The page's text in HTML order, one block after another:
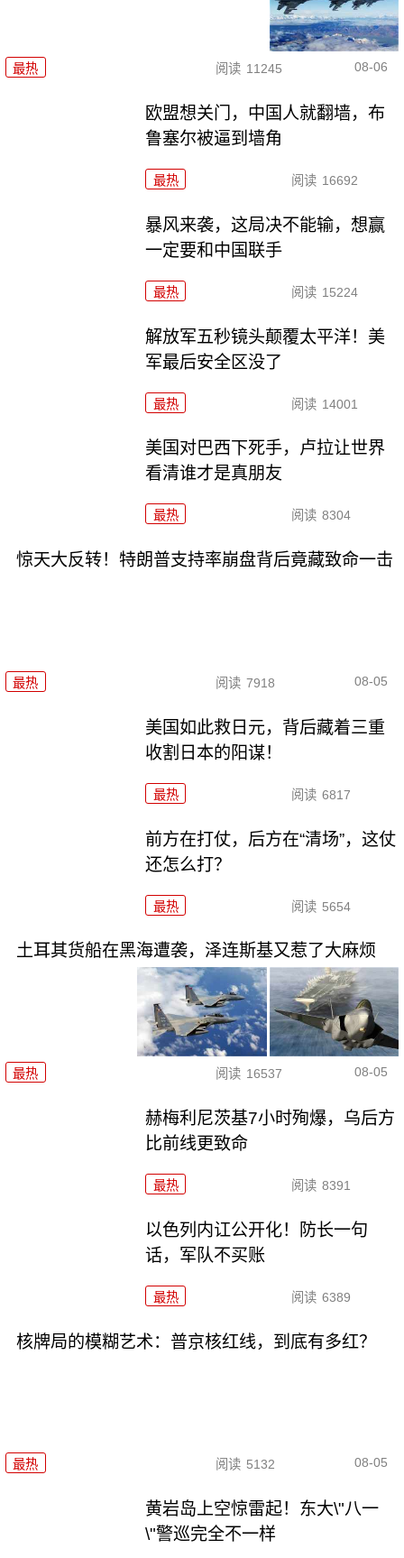
最热 阅读 11245 08-06
欧盟想关门，中国人就翻墙，布
鲁塞尔被逼到墙角
最热 阅读 16692
暴风来袭，这局决不能输，想赢
一定要和中国联手
最热 阅读 15224
解放军五秒镜头颠覆太平洋！美
军最后安全区没了
最热 阅读 14001
美国对巴西下死手，卢拉让世界
看清谁才是真朋友
最热 阅读 8304
惊天大反转！特朗普支持率崩盘背后竟藏致命一击
最热 阅读 7918 08-05
美国如此救日元，背后藏着三重
收割日本的阳谋！
最热 阅读 6817
前方在打仗，后方在“清场”，这仗
还怎么打？
最热 阅读 5654
土耳其货船在黑海遭袭，泽连斯基又惹了大麻烦
最热 阅读 16537 08-05
赫梅利尼茨基7小时殉爆，乌后方
比前线更致命
最热 阅读 8391
以色列内讧公开化！防长一句
话，军队不买账
最热 阅读 6389
核牌局的模糊艺术：普京核红线，到底有多红？
最热 阅读 5132 08-05
黄岩岛上空惊雷起！东大\"八一
\"警巡完全不一样